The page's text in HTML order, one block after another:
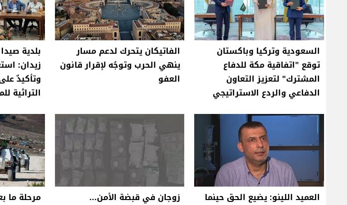
السعودية وتركيا وباكستان
توقع "اتفاقية مكة للدفاع
المشترك" لتعزيز التعاون
الدفاعي والردع الاستراتيجي
الفاتيكان يتحرك لدعم مسار
ينهي الحرب وتوجُه لإقرار قانون
العفو
بلدية
زيدان:
وتأكيدٌ
التراثية
العميد اللينو: يضيع الحق حينما
زوجان في قبضة الأمن...
مرحلة ما